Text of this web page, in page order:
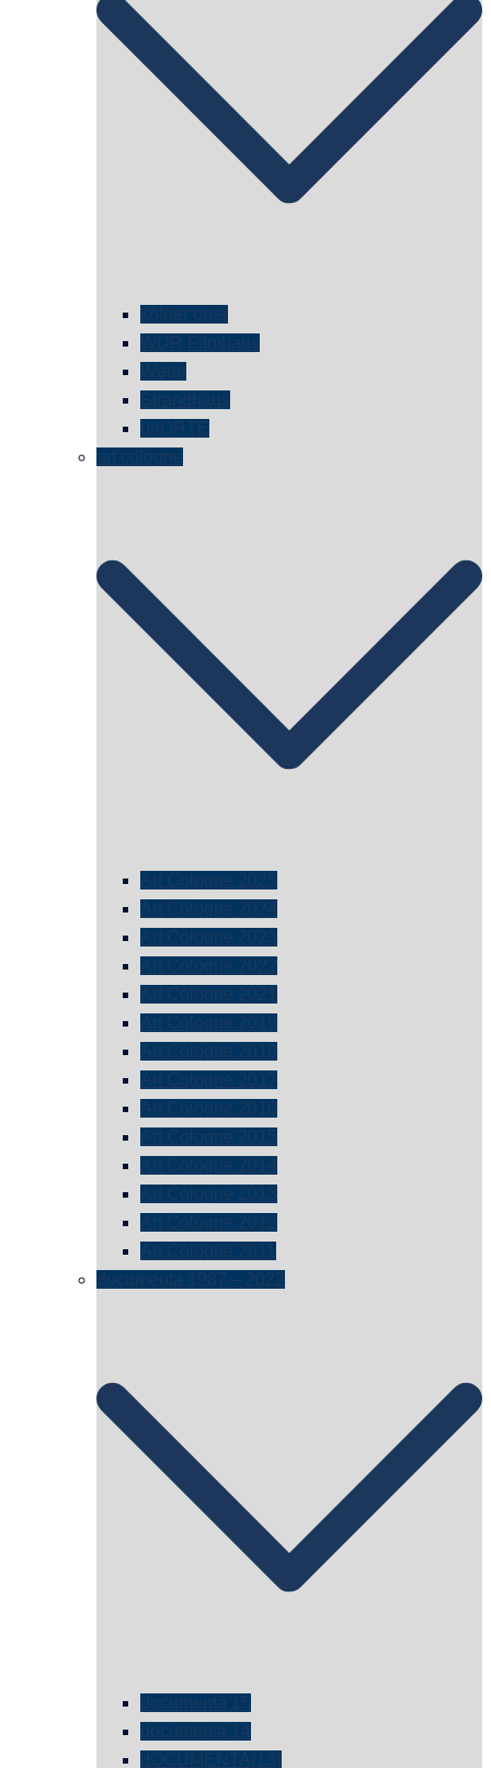
kölner oper
WDR Filmhaus
Wege
Strandhaus
unORTE
art cologne
Art Cologne 2025
Art Cologne 2024
Art Cologne 2023
Art Cologne 2022
Art Cologne 2021
Art Cologne 2019
Art Cologne 2018
Art Cologne 2017
Art Cologne 2016
Art Cologne 2015
Art Cologne 2014
Art Cologne 2013
Art Cologne 2012
Art Cologne 2011
documenta 1987 – 2022
documenta 15
documenta 14
dOCUMENTA(13)